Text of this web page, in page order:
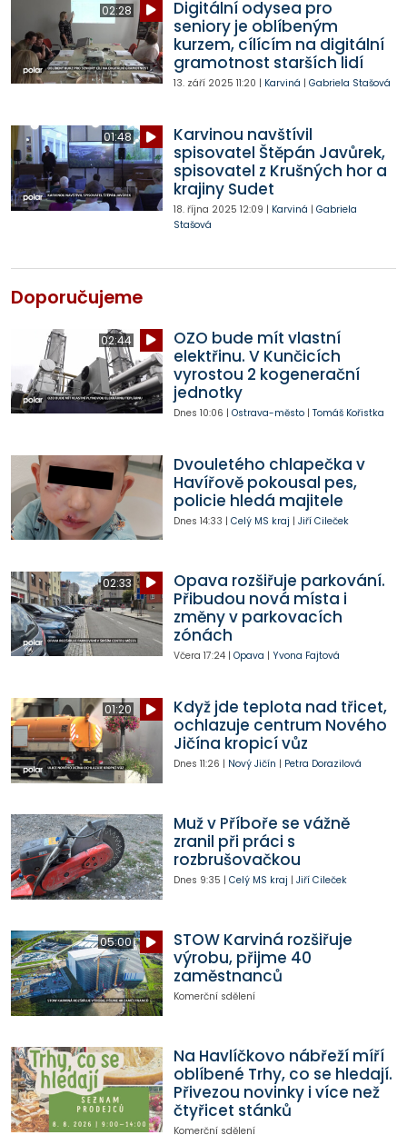
02:28
Digitální odysea pro
seniory je oblíbeným
kurzem, cílícím na digitální
gramotnost starších lidí
13. září 2025 11:20 | Karviná | Gabriela Stašová
01:48
Karvinou navštívil
spisovatel Štěpán Javůrek,
spisovatel z Krušných hor a
krajiny Sudet
18. října 2025 12:09 | Karviná | Gabriela
Stašová
Doporučujeme
02:44
OZO bude mít vlastní
elektřinu. V Kunčicích
vyrostou 2 kogenerační
jednotky
Dnes 10:06 | Ostrava-město| Tomáš Kořistka
Dvouletého chlapečka v
Havířově pokousal pes,
policie hledá majitele
Dnes 14:33 | Celý MS kraj | Jiří Cileček
02:33
Opava rozšiřuje parkování.
Přibudou nová místa i
změny v parkovacích
zónách
Včera 17:24| Opava | Yvona Fajtová
01:20
Když jde teplota nad třicet,
ochlazuje centrum Nového
Jičína kropicí vůz
Dnes 11:26 | Nový Jičín | Petra Dorazilová
Muž v Příboře se vážně
zranil při práci s
rozbrušovačkou
Dnes 9:35 | Celý MS kraj | Jiří Cileček
05:00
STOW Karviná rozšiřuje
výrobu, přijme 40
zaměstnanců
Komerční sdělení
Na Havlíčkovo nábřeží míří
oblíbené Trhy, co se hledají.
Přivezou novinky i více než
čtyřicet stánků
Komerční sdělení